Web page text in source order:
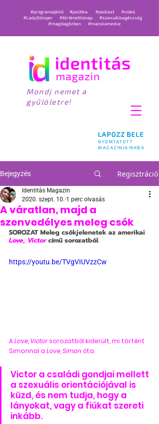
LAPOZZ BELE
NYOMTATOTT
MAGAZINJAINKBA
#programajánló #politika #podcast
#videó
#LadyDömper
#történetihónap
#szexuálisegészség
#magdiagőzben
#macskamedve
Mondj nemet a
gyűlöletre!
Bejegyzés Regisztráció
A váratlan, majd a
szenvedélyes meleg csók
Identitás Magazin
2020. szept. 10. 1 perc olvasás
SOROZAT Meleg csókjelenetek az amerikai
Love, Victor című sorozatból.
https://youtu.be/TVgVIUVzzCw
A Love, Victor sorozatból kiderült, mi történt
Simonnal a Love, Simon óta.
Victor a családi gondjai mellett
a szexuális orientációjával is
küzd, és nem tudja, hogy a
lányokat, vagy a fiúkat szereti
inkább.